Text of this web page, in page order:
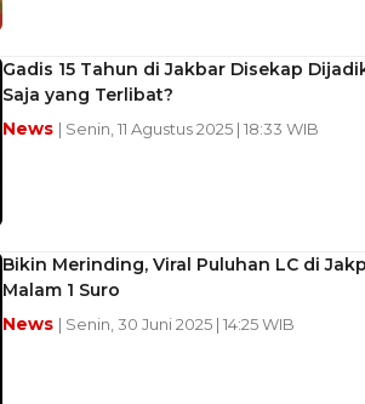
Gadis 15 Tahun di Jakbar Disekap
Saja yang Terlibat?
News | Senin, 11 Agustus 2025 | 18:33 WIB
Bikin Merinding, Viral Puluhan LC di
Malam 1 Suro
News | Senin, 30 Juni 2025 | 14:25 WIB